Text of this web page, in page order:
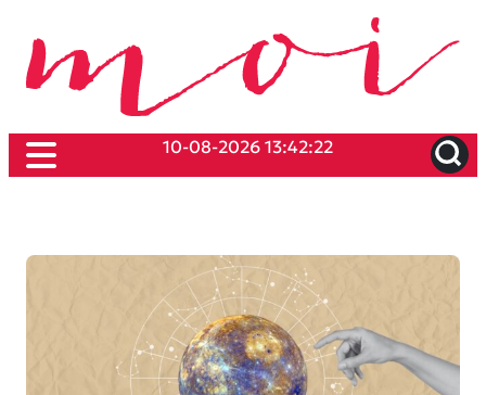
10-08-2026 13:42:22